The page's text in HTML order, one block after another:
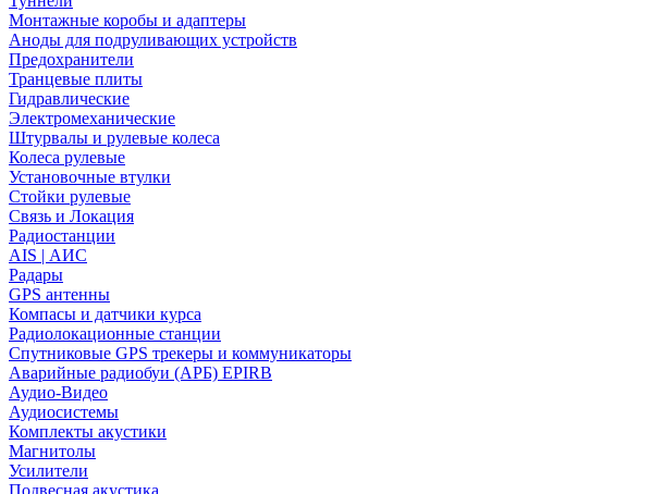
Монтажные коробы и адаптеры
Аноды для подруливающих устройств
Предохранители
Транцевые плиты
Гидравлические
Электромеханические
Штурвалы и рулевые колеса
Колеса рулевые
Установочные втулки
Стойки рулевые
Связь и Локация
Радиостанции
AIS | АИС
Радары
GPS антенны
Компасы и датчики курса
Радиолокационные станции
Спутниковые GPS трекеры и коммуникаторы
Аварийные радиобуи (АРБ) EPIRB
Аудио-Видео
Аудиосистемы
Комплекты акустики
Магнитолы
Усилители
Подвесная акустика